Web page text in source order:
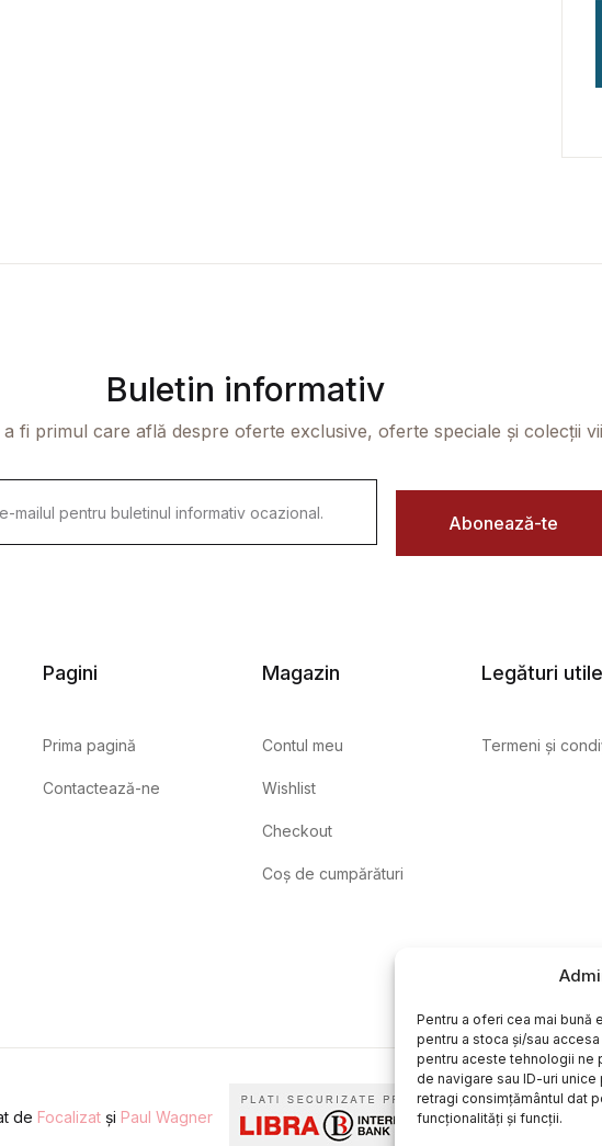
Pentru a oferi cea mai
pentru a stoca și/sau
pentru aceste tehnologii ne
de navigare sau ID-uri
retragi consimțământul dat
funcționalități și funcții.
Buletin informativ
fi primul care află despre oferte exclusive, oferte speciale și colecții
Abonează-te
Pagini
Prima pagină
Contactează-ne
Magazin
Contul meu
Wishlist
Checkout
Coș de cumpărături
Legături utile
Termeni și
de Focalizat și Paul Wagner